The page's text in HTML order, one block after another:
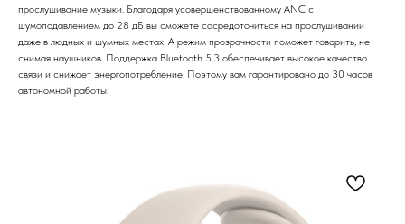
прослушивание музыки. Благодаря усовершенствованному ANC с
шумоподавлением до 28 дБ вы сможете сосредоточиться на прослушивании
даже в людных и шумных местах. А режим прозрачности поможет говорить, не
снимая наушников. Поддержка Bluetooth 5.3 обеспечивает высокое качество
связи и снижает энергопотребление. Поэтому вам гарантировано до 30 часов
автономной работы.